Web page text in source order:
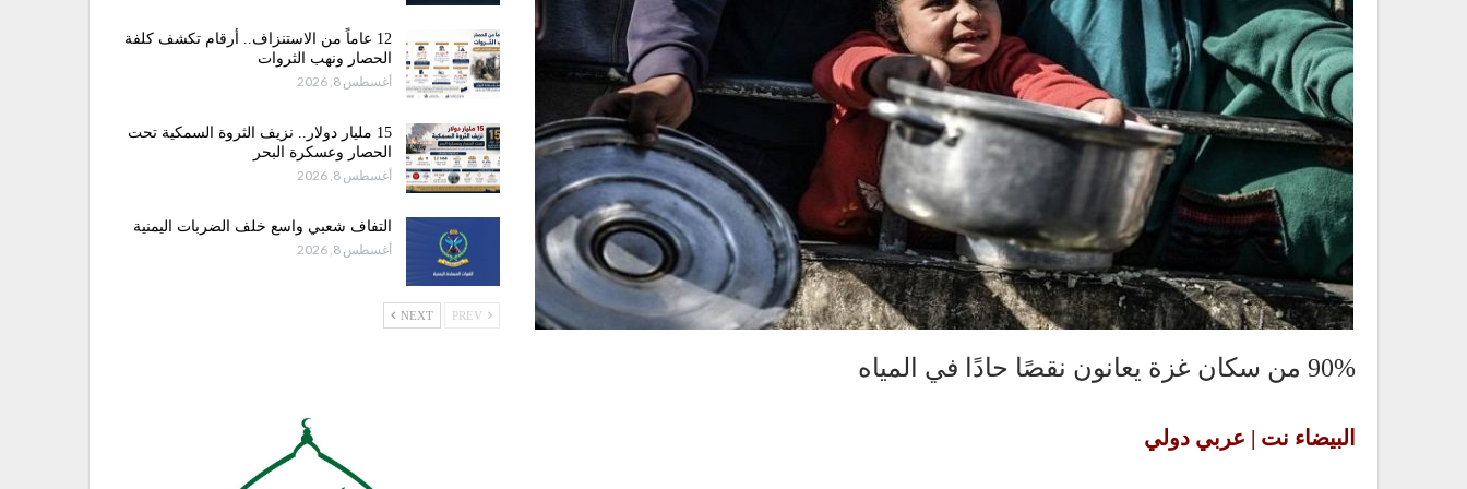
90% من سكان غزة يعانون نقصًا حادًا في المياه
البيضاء نت | عربي دولي
12 عاماً من الاستنزاف.. أرقام تكشف كلفة
الحصار ونهب الثروات
أغسطس 8, 2026
15 مليار دولار.. نزيف الثروة السمكية تحت
الحصار وعسكرة البحر
أغسطس 8, 2026
التفاف شعبي واسع خلف الضربات اليمنية
أغسطس 8, 2026
NEXT